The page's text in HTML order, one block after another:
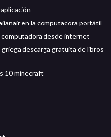
en la computadora portátil
computadora desde internet
descarga gratuita de libros
10 minecraft